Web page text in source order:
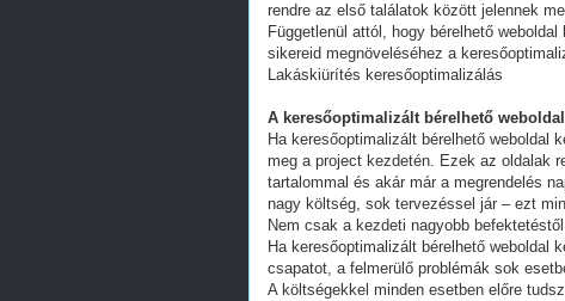
rendre az első találatok között jelennek
Függetlenül attól, hogy bérelhető
sikereid megnöveléséhez a
Lakáskiürítés keresőoptimalizálás
A keresőoptimalizált bérelhető
Ha keresőoptimalizált bérelhető weboldal
meg a project kezdetén. Ezek az oldalak
tartalommal és akár már a megrendelés
nagy költség, sok tervezéssel jár – ezt
Nem csak a kezdeti nagyobb
Ha keresőoptimalizált bérelhető weboldal
csapatot, a felmerülő problémák sok
A költségekkel minden esetben előre